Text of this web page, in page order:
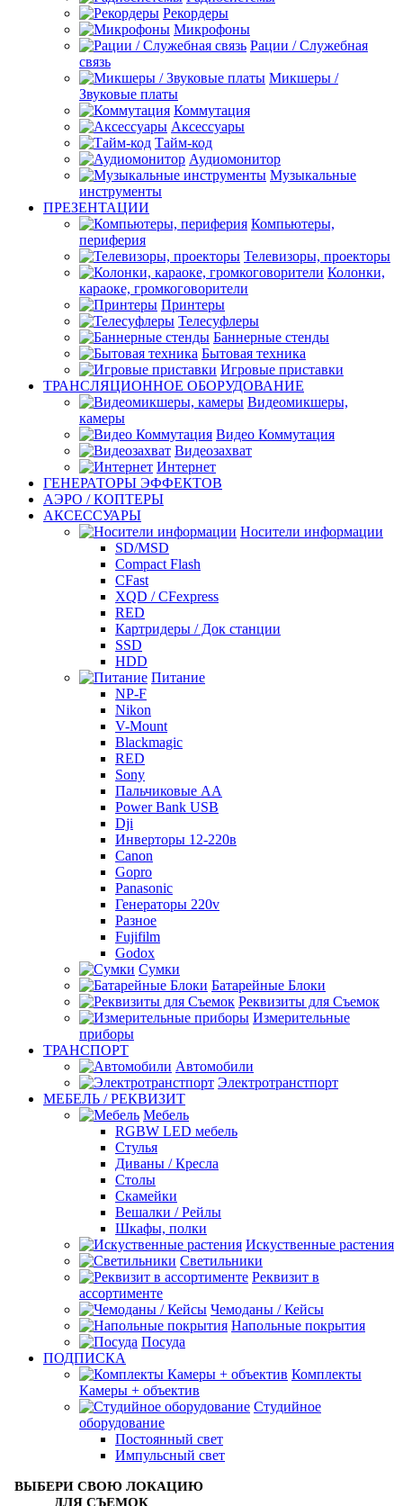
Рекордеры
Микрофоны
Рации / Служебная
связь
Микшеры /
Звуковые платы
Коммутация
Аксессуары
Тайм-код
Аудиомонитор
Музыкальные
инструменты
ПРЕЗЕНТАЦИИ
Компьютеры,
периферия
Телевизоры, проекторы
Колонки,
караоке, громкоговорители
Принтеры
Телесуфлеры
Баннерные стенды
Бытовая техника
Игровые приставки
ТРАНСЛЯЦИОННОЕ ОБОРУДОВАНИЕ
Видеомикшеры,
камеры
Видео Коммутация
Видеозахват
Интернет
ГЕНЕРАТОРЫ ЭФФЕКТОВ
АЭРО / КОПТЕРЫ
АКСЕССУАРЫ
Носители информации
SD/MSD
Compact Flash
CFast
XQD / CFexpress
RED
Картридеры / Док станции
SSD
HDD
Питание
NP-F
Nikon
V-Mount
Blackmagic
RED
Sony
Пальчиковые AA
Power Bank USB
Dji
Инверторы 12-220в
Canon
Gopro
Panasonic
Генераторы 220v
Разное
Fujifilm
Godox
Сумки
Батарейные Блоки
Реквизиты для Съемок
Измерительные
приборы
ТРАНСПОРТ
Автомобили
Электротранстпорт
МЕБЕЛЬ / РЕКВИЗИТ
Мебель
RGBW LED мебель
Стулья
Диваны / Кресла
Столы
Скамейки
Вешалки / Рейлы
Шкафы, полки
Искуственные растения
Светильники
Реквизит в
ассортименте
Чемоданы / Кейсы
Напольные покрытия
Посуда
ПОДПИСКА
Комплекты
Камеры + объектив
Студийное
оборудование
Постоянный свет
Импульсный свет
ВЫБЕРИ СВОЮ ЛОКАЦИЮ
ДЛЯ СЪЕМОК